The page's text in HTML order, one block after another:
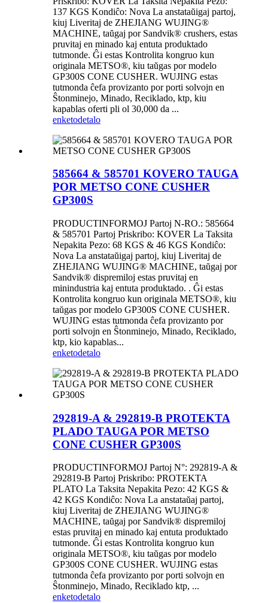
137 KGS Kondiĉo: Nova La anstataŭigaj partoj,
kiuj Liveritaj de ZHEJIANG WUJING®
MACHINE, taŭgaj por Sandvik® crushers, estas
pruvitaj en minado kaj entuta produktado
tutmonde. Ĝi estas Kontrolita kongruo kun
originala METSO®, kiu taŭgas por modelo
GP300S CONE CUSHER. WUJING estas
tutmonda ĉefa provizanto por porti solvojn en
Ŝtonminejo, Minado, Reciklado, ktp, kiu
kapablas oferti pli ol 30,000 da ...
enketodetalo
585664 & 585701 KOVERO TAUGA
POR METSO CONE CUSHER
GP300S
PRODUCTINFORMOJ Partoj N-RO.: 585664
& 585701 Partoj Priskribo: KOVER La Taksita
Nepakita Pezo: 68 KGS & 46 KGS Kondiĉo:
Nova La anstataŭigaj partoj, kiuj Liveritaj de
ZHEJIANG WUJING® MACHINE, taŭgaj por
Sandvik® dispremiloj estas pruvitaj en
minindustria kaj entuta produktado. . Ĝi estas
Kontrolita kongruo kun originala METSO®, kiu
taŭgas por modelo GP300S CONE CUSHER.
WUJING estas tutmonda ĉefa provizanto por
porti solvojn en Ŝtonminejo, Minado, Reciklado,
ktp, kio kapablas...
enketodetalo
292819-A & 292819-B PROTEKTA
PLADO TAUGA POR METSO
CONE CUSHER GP300S
PRODUCTINFORMOJ Partoj N°: 292819-A &
292819-B Partoj Priskribo: PROTEKTA
PLATO La Taksita Nepakita Pezo: 42 KGS &
42 KGS Kondiĉo: Nova La anstataŭaj partoj,
kiuj Liveritaj de ZHEJIANG WUJING®
MACHINE, taŭgaj por Sandvik® dispremiloj
estas pruvitaj en minado kaj entuta produktado
tutmonde. Ĝi estas Kontrolita kongruo kun
originala METSO®, kiu taŭgas por modelo
GP300S CONE CUSHER. WUJING estas
tutmonda ĉefa provizanto por porti solvojn en
Ŝtonminejo, Minado, Reciklado ktp, ...
enketodetalo